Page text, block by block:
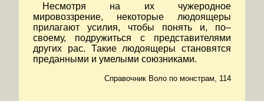
Несмотря на их чужеродное
мировоззрение, некоторые людоящеры
прилагают усилия, чтобы понять и, по–
своему, подружиться с представителями
других рас. Такие людоящеры становятся
преданными и умелыми союзниками.
Справочник Воло по монстрам, 114